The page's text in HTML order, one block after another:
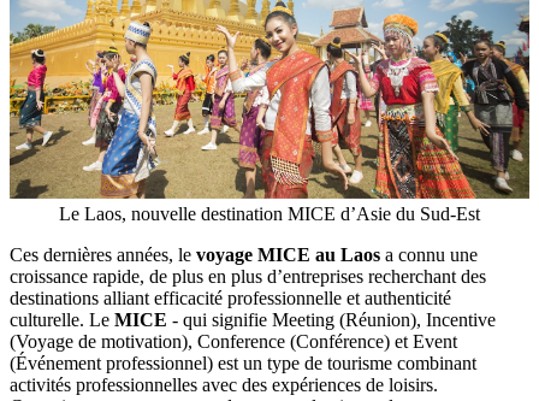
Le Laos, nouvelle destination MICE d’Asie du Sud-Est
Ces dernières années, le voyage MICE au Laos a connu une
croissance rapide, de plus en plus d’entreprises recherchant des
destinations alliant efficacité professionnelle et authenticité
culturelle. Le MICE - qui signifie Meeting (Réunion), Incentive
(Voyage de motivation), Conference (Conférence) et Event
(Événement professionnel) est un type de tourisme combinant
activités professionnelles avec des expériences de loisirs.